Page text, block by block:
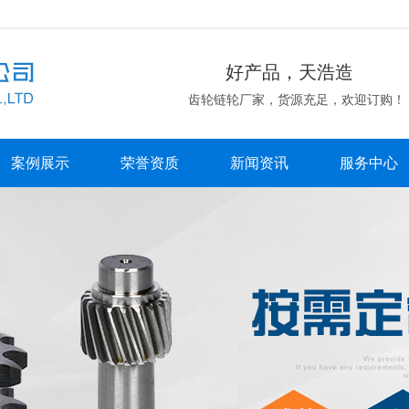
好产品，天浩造
齿轮链轮厂家，货源充足，欢迎订购！
案例展示 荣誉资质 新闻资讯 服务中心